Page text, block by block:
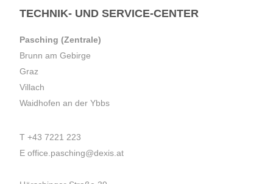
TECHNIK- UND SERVICE-CENTER
Pasching (Zentrale)
Brunn am Gebirge
Graz
Villach
Waidhofen an der Ybbs
T +43 7221 223
E office.pasching@dexis.at